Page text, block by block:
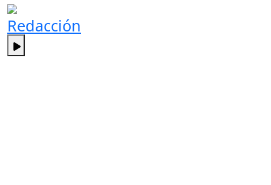
Redacción